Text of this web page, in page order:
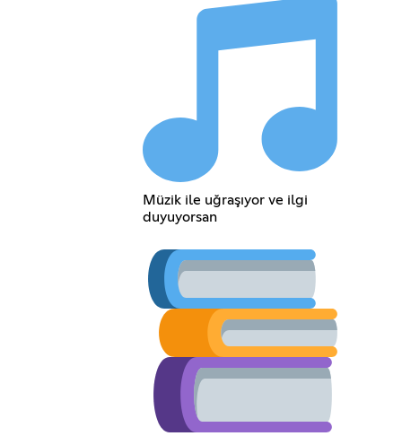
Müzik ile uğraşıyor ve ilgi
duyuyorsan